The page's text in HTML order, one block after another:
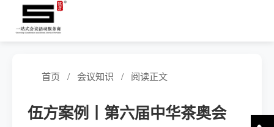
首页 / 会议知识 / 阅读正文
伍方案例丨第六届中华茶奥会